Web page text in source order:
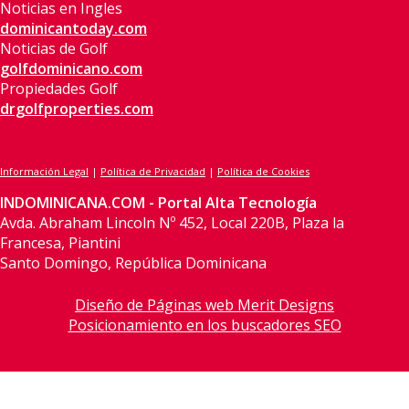
Noticias en Ingles
dominicantoday.com
Noticias de Golf
golfdominicano.com
Propiedades Golf
drgolfproperties.com
Información Legal | Política de Privacidad | Política de Cookies
INDOMINICANA.COM - Portal Alta Tecnología
Avda. Abraham Lincoln Nº 452, Local 220B, Plaza la
Francesa, Piantini
Santo Domingo, República Dominicana
Diseño de Páginas web Merit Designs
Posicionamiento en los buscadores SEO